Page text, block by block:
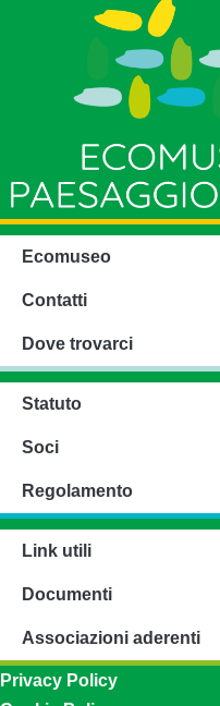
Ecomuseo
Contatti
Dove trovarci
Statuto
Soci
Regolamento
Link utili
Documenti
Associazioni aderenti
Privacy Policy